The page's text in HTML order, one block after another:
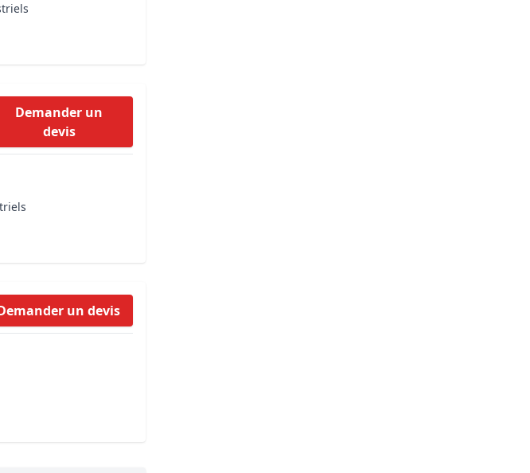
Demander un
devis
un devis